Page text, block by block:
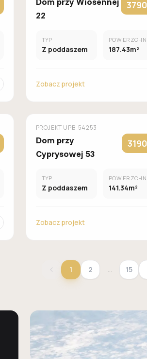
22
TYP
Z poddaszem 187.43m²
Zobacz projekt
GALERIA DOMÓW
PROJEKT UPB-54253
Dom przy
Cyprysowej 53
TYP
Z poddaszem 141.34m²
Zobacz projekt
1 2 … 15